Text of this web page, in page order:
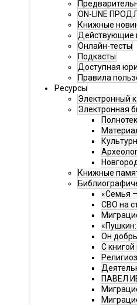
ON-LINE
Книжные
Действующие
Онлайн-тесты
Подкасты
Доступная
Правила
Ресурсы
Электронный
Электронная
Книжные
«Семья
СВО на
Он
С
ПАВЕЛ